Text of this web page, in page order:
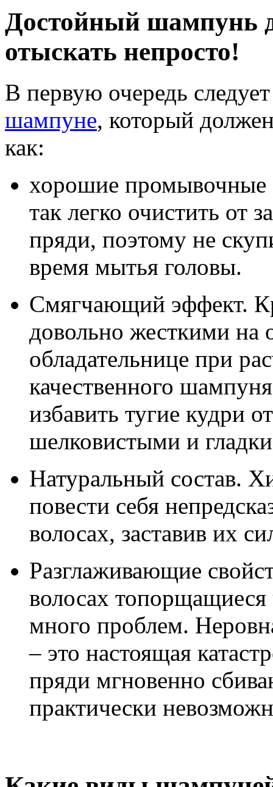
Достойный шампунь
отыскать непросто!
В первую очередь
шампуне, который
как:
хорошие промывочные
так легко очистить от
пряди, поэтому не
время мытья головы.
Смягчающий эффект.
довольно жесткими на
обладательнице при
качественного
избавить тугие кудри
шелковистыми и
Натуральный состав.
повести себя
волосах, заставив их
Разглаживающие
волосах
много проблем.
– это настоящая
пряди мгновенно
практически